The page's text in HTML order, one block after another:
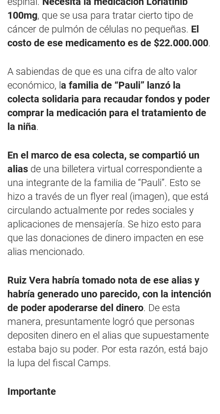
100mg, que se usa para tratar cierto tipo de
cáncer de pulmón de células no pequeñas. El
costo de ese medicamento es de $22.000.000.
A sabiendas de que es una cifra de alto valor
económico, l a familia de “Pauli” lanzó la
colecta solidaria para recaudar fondos y poder
comprar la medicación para el tratamiento de
la niña.
En el marco de esa colecta, se compartió un
alias de una billetera virtual correspondiente a
una integrante de la familia de “Pauli”. Esto se
hizo a través de un flyer real (imagen), que está
circulando actualmente por redes sociales y
aplicaciones de mensajería. Se hizo esto para
que las donaciones de dinero impacten en ese
alias mencionado.
Ruiz Vera habría tomado nota de ese alias y
habría generado uno parecido, con la intención
de poder apoderarse del dinero. De esta
manera, presuntamente logró que personas
depositen dinero en el alias que supuestamente
estaba bajo su poder. Por esta razón, está bajo
la lupa del fiscal Camps.
Importante